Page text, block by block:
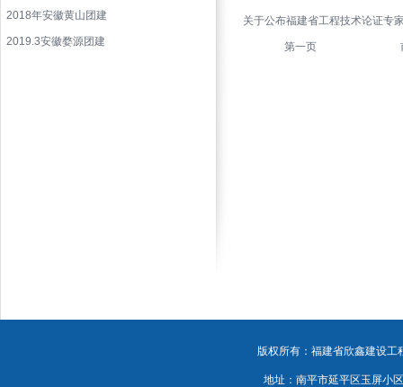
2018年安徽黄山团建
2019.3安徽婺源团建
关于公布福建省工程技术论证专
第一页
版权所有：福建省欣鑫建设
地址：南平市延平区玉屏